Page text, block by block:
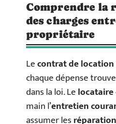
Comprendre la
des charges
propriétaire
Lecontrat de location
chaque dépense
dans la loi. Lelocataire
main l’entretien
assumer les